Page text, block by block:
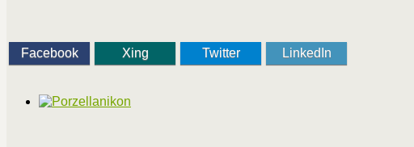
Facebook Xing Twitter LinkedIn